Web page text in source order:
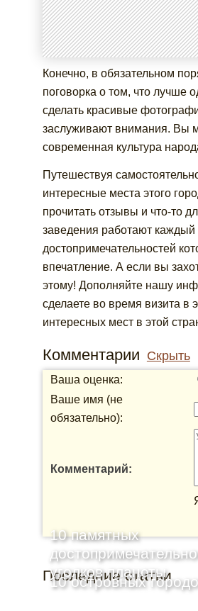
Конечно, в обязательном
поговорка о том, что лучше
сделать красивые
заслуживают внимания. Вы
современная культура
Путешествуя
интересные места этого
прочитать отзывы и что-то
заведения работают каждый
достопримечательностей
впечатление. А если вы
этому! Дополняйте нашу
сделаете во время визита в
интересных мест в этой
Комментарии Скрыть
Ваша оценка:
Ваше имя (не
обязательно):
Комментарий:
Последние статьи
10 памятных
уголков планеты
10 островных